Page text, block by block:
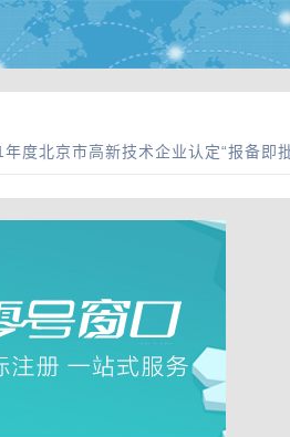
度北京市高新技术企业认定“报备即